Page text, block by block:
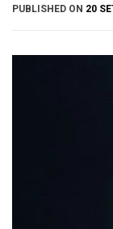
PUBLISHED ON 20